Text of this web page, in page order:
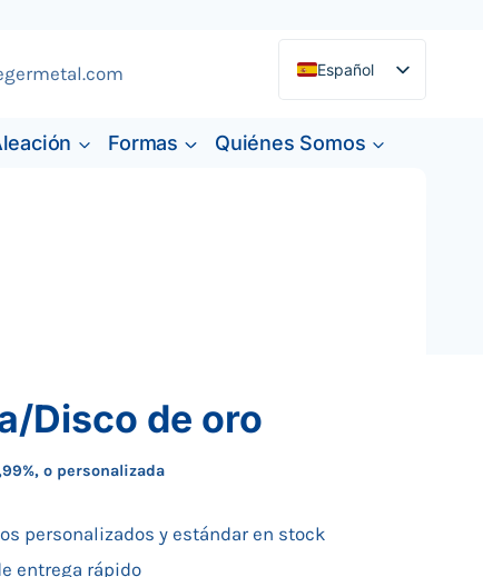
Español
English
Deutsch
Formas Quiénes Somos
Disco de oro
o personalizada
personalizados y estándar en stock
entrega rápido